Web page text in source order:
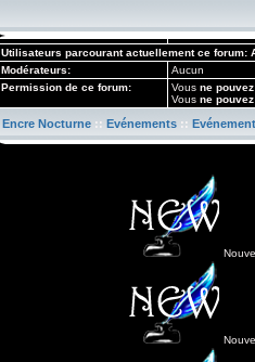
Utilisateurs parcourant actuellement ce forum:
Modérateurs:
Aucun
Permission de ce forum:
Vous ne
Vous ne
Encre Nocturne:: Evénements::